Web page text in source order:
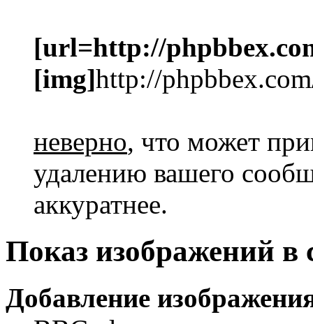
[url=http://
[img]http://
неверно, что может
удалению вашего
аккуратнее.
Показ изображений в
Добавление